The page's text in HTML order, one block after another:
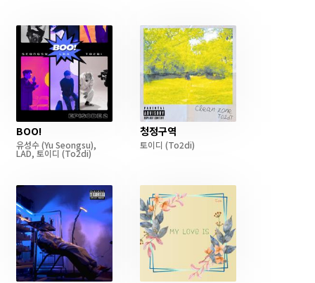
BOO!
유성수(Yu Seongsu),
LAD,토이디 (To2di)
청정구역
토이디 (To2di)